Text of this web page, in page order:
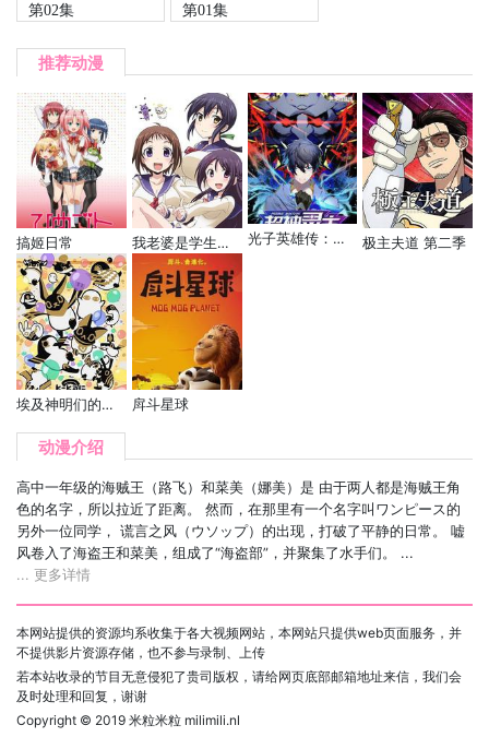
第02集
第01集
推荐动漫
搞姬日常 我老婆是学生会长 第二季 光子英雄传：超神灵主 动态漫 极主夫道 第二季
埃及神明们的日常 第二季 戽斗星球
动漫介绍
高中一年级的海贼王（路飞）和菜美（娜美）是 由于两人都是海贼王角
色的名字，所以拉近了距离。 然而，在那里有一个名字叫ワンピース的
另外一位同学， 谎言之风（ウソップ）的出现，打破了平静的日常。 嘘
风卷入了海盗王和菜美，组成了“海盗部”，并聚集了水手们。 ...
... 更多详情
本网站提供的资源均系收集于各大视频网站，本网站只提供web页面服务，并
不提供影片资源存储，也不参与录制、上传
若本站收录的节目无意侵犯了贵司版权，请给网页底部邮箱地址来信，我们会
及时处理和回复，谢谢
Copyright © 2019 米粒米粒 milimili.nl